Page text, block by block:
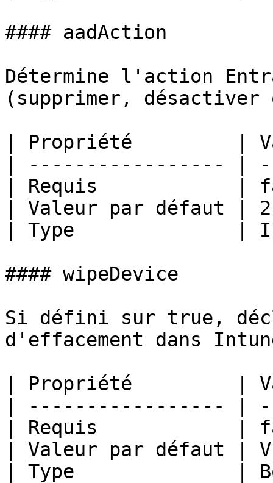
#### aadAction
Détermine l'action
(supprimer, désactiver
| Propriété         |
| ----------------- |
| Requis            |
| Valeur par défaut
| Type              |
#### wipeDevice
Si défini sur true,
d'effacement dans
| Propriété         |
| ----------------- |
| Requis            |
| Valeur par défaut |
| Type              |